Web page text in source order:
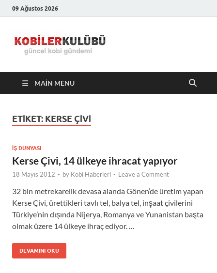
09 Ağustos 2026
Kulübü –
En Güncel
MAIN MENU
ETIKET: KERSE ÇIVI
İŞ DÜNYASI
Kerse Çivi, 14 ülkeye ihracat yapıyor
18 Mayıs 2012 - by Kobi Haberleri - Leave a Comment
32 bin metrekarelik devasa alanda Gönen’de üretim yapan
Kerse Çivi, ürettikleri tavlı tel, balya tel, inşaat çivilerini
Türkiye’nin dışında Nijerya, Romanya ve Yunanistan başta
olmak üzere 14 ülkeye ihraç ediyor. …
DEVAMINI OKU